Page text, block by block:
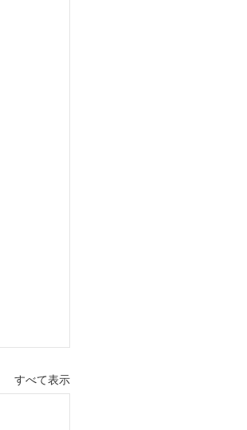
すべて表示